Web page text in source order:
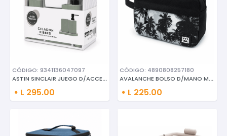
CÓDIGO: 9341136047097
ASTIN SINCLAIR JUEGO D/ACCESOR
L 295.00
CÓDIGO: 4890808257180
AVALANCHE BOLSO D/MANO MULTIUS
L 225.00